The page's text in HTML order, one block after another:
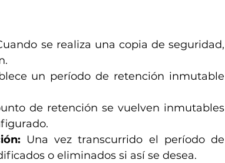
se realiza una copia de seguridad,
un período de retención inmutable
de retención se vuelven inmutables
Una vez transcurrido el período de
o eliminados si así se desea.